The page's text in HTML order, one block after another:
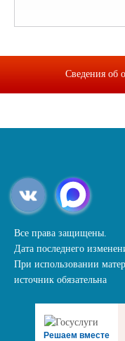
Сведения об
Все права защищены.
Дата последнего
При использовании
источник обязательна
Решаем вместе